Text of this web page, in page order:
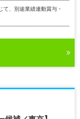
、別途業績連動賞与・